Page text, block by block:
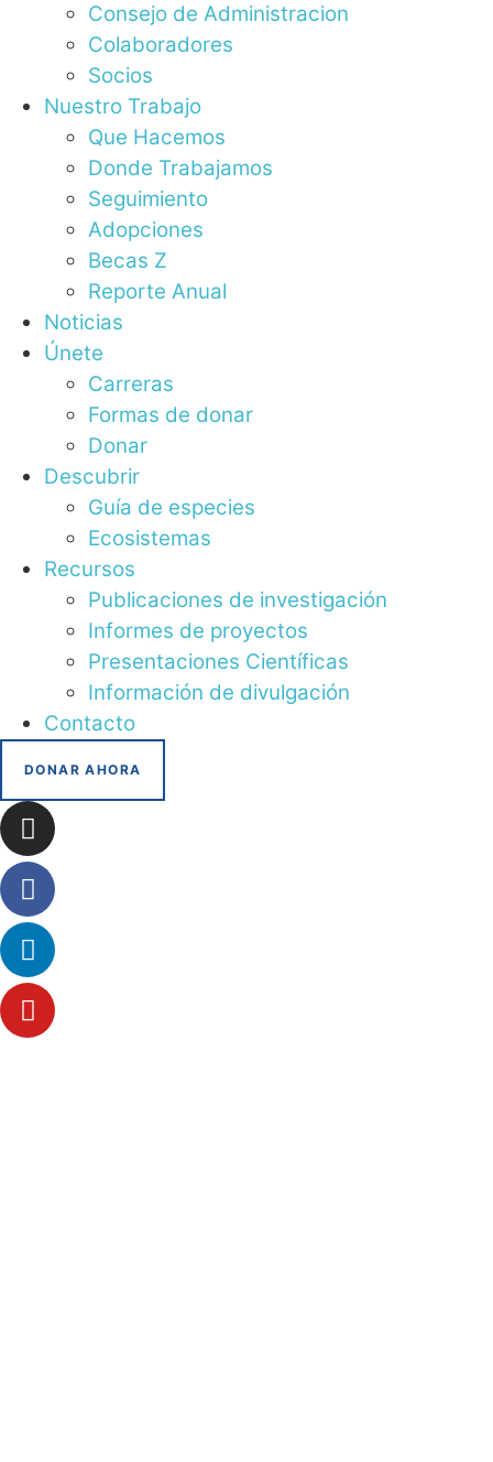
Consejo de Administracion
Colaboradores
Socios
Nuestro Trabajo
Que Hacemos
Donde Trabajamos
Seguimiento
Adopciones
Becas Z
Reporte Anual
Noticias
Únete
Carreras
Formas de donar
Donar
Descubrir
Guía de especies
Ecosistemas
Recursos
Publicaciones de investigación
Informes de proyectos
Presentaciones Científicas
Información de divulgación
Contacto
DONAR AHORA